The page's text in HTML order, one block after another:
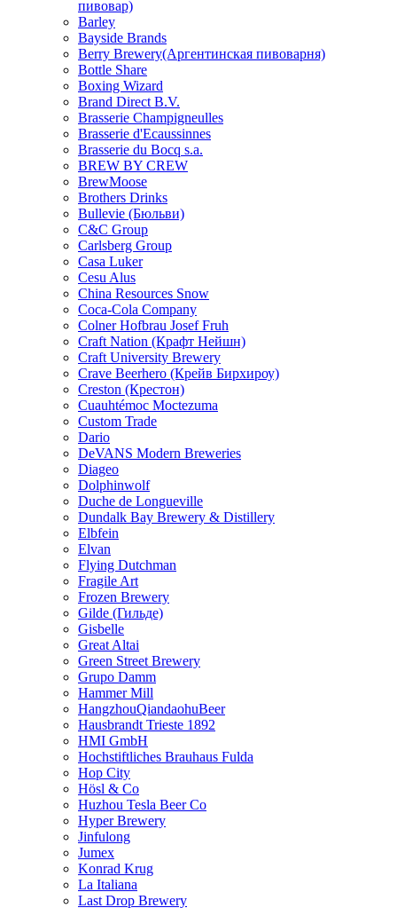
пивовар)
Barley
Bayside Brands
Berry Brewery(Аргентинская пивоварня)
Bottle Share
Boxing Wizard
Brand Direct B.V.
Brasserie Champigneulles
Brasserie d'Ecaussinnes
Brasserie du Bocq s.a.
BREW BY CREW
BrewMoose
Brothers Drinks
Bullevie (Бюльви)
C&C Group
Carlsberg Group
Casa Luker
Cesu Alus
China Resources Snow
Coca-Cola Company
Colner Hofbrau Josef Fruh
Craft Nation (Крафт Нейшн)
Craft University Brewery
Crave Beerhero (Крейв Бирхироу)
Creston (Крестон)
Cuauhtémoc Moctezuma
Custom Trade
Dario
DeVANS Modern Breweries
Diageo
Dolphinwolf
Duche de Longueville
Dundalk Bay Brewery & Distillery
Elbfein
Elvan
Flying Dutchman
Fragile Art
Frozen Brewery
Gilde (Гильде)
Gisbelle
Great Altai
Green Street Brewery
Grupo Damm
Hammer Mill
HangzhouQiandaohuBeer
Hausbrandt Trieste 1892
HMI GmbH
Hochstiftliches Brauhaus Fulda
Hop City
Hösl & Co
Huzhou Tesla Beer Co
Hyper Brewery
Jinfulong
Jumex
Konrad Krug
La Italiana
Last Drop Brewery